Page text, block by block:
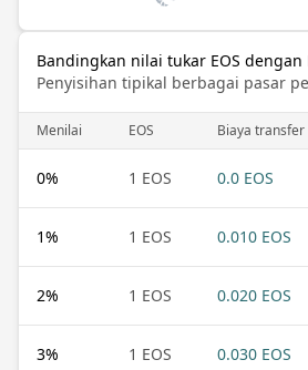
Bandingkan nilai tukar EOS dengan
Penyisihan tipikal berbagai pasar
Menilai EOS Biaya transfer
0% 1 EOS 0.0 EOS
1% 1 EOS 0.010 EOS
2% 1 EOS 0.020 EOS
3% 1 EOS 0.030 EOS